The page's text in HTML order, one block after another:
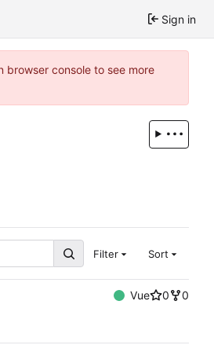
Sign in
console to see more
Filter Sort
Vue 0
0